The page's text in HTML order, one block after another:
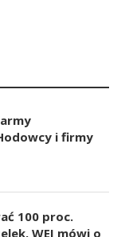
i firmy
100 proc.
WEI mówi o